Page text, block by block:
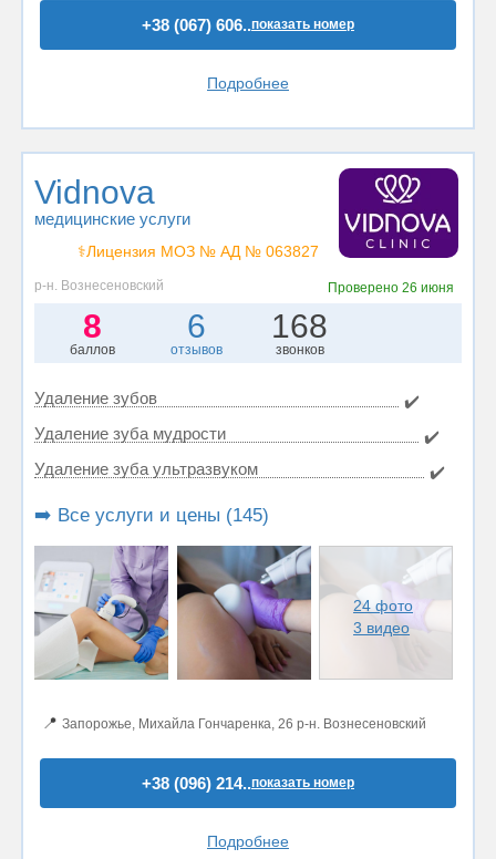
+38 (067) 606..показать номер
Подробнее
Vidnova
медицинские услуги
⚕️Лицензия МОЗ № АД № 063827
р-н. Вознесеновский Проверено 26 июня
8
баллов
6
отзывов
168
звонков
Удаление зубов
✔️
Удаление зуба мудрости
✔️
Удаление зуба ультразвуком
✔️
➡️ Все услуги и цены (145)
24 фото
3 видео
📍 Запорожье, Михайла Гончаренка, 26 р-н. Вознесеновский
+38 (096) 214..показать номер
Подробнее